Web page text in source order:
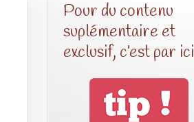
Pour du contenu
suplémentaire et
exclusif, c’est par ici